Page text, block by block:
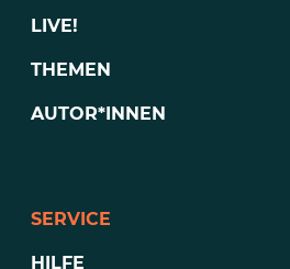
LIVE!
THEMEN
AUTOR*INNEN
SERVICE
HILFE